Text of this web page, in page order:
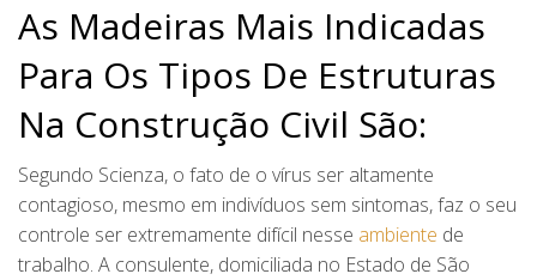
As Madeiras Mais Indicadas
Para Os Tipos De Estruturas
Na Construção Civil São:
Segundo Scienza, o fato de o vírus ser altamente
contagioso, mesmo em indivíduos sem sintomas, faz o seu
controle ser extremamente difícil nesse ambiente de
trabalho. A consulente, domiciliada no Estado de São